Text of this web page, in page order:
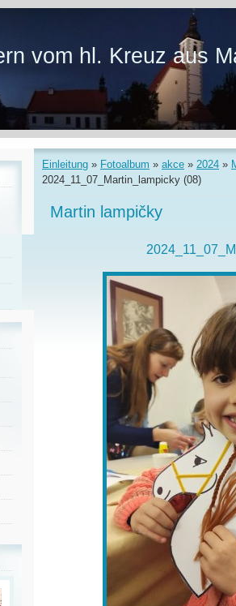
vom hl. Kreuz aus
Einleitung » Fotoalbum » akce » 2024 »
2024_11_07_Martin_lampicky (08)
Martin lampičky